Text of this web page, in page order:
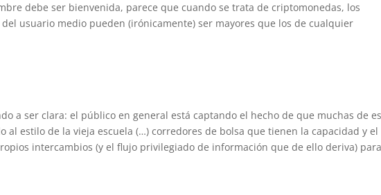
debe ser bienvenida, parece que cuando se trata de criptomonedas, los
usuario medio pueden (irónicamente) ser mayores que los de cualquier
a ser clara: el público en general está captando el hecho de que muchas de
al estilo de la vieja escuela (…) corredores de bolsa que tienen la capacidad y el
intercambios (y el flujo privilegiado de información que de ello deriva) para